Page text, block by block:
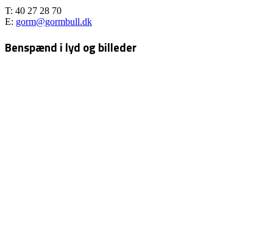
T: 40 27 28 70
E: gorm@gormbull.dk
Benspænd i lyd og billeder